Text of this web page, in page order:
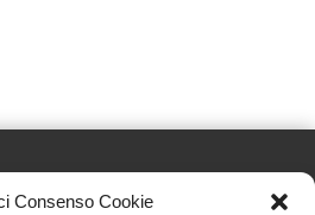
Consenso Cookie